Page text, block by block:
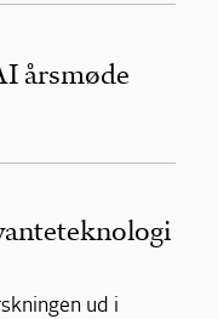
årsmøde
ud i